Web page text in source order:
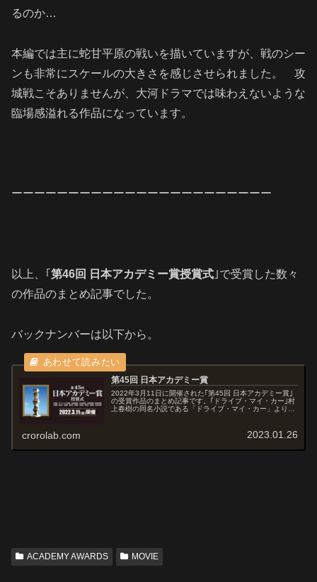
るのか…
本編では主に蛇甘平原の戦いを描いていますが、戦のシー
ンも非常にスケールの大きさを感じさせられました。 攻
城戦こそありませんが、大河ドラマでは味わえないような
臨場感溢れる作品になっています。
ーーーーーーーーーーーーーーーーーーーーーーー
以上、｢ 第46回 日本アカデミー賞授賞式 ｣で受賞した数々
の作品のまとめ記事でした。
バックナンバーは以下から。
第45回 日本アカデミー賞
2022年3月11日に開催された｢第45回 日本アカデミー賞｣
の受賞作品のまとめ記事です。｢ドライブ・マイ・カー｣村
上春樹の同名小説である「ドライブ・マイ・カー」より主
crorolab.com 2023.01.26
ACADEMY AWARDS MOVIE